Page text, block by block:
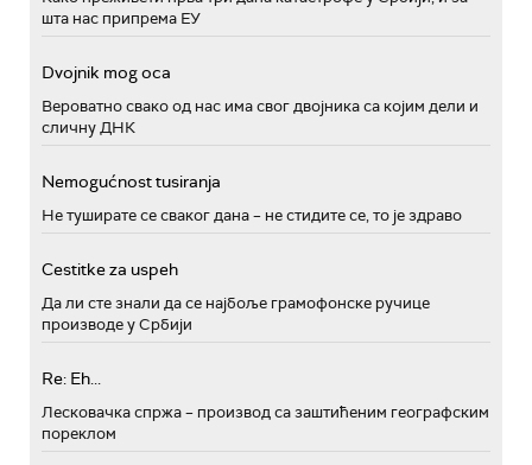
шта нас припрема ЕУ
Dvojnik mog oca
Вероватно свако од нас има свог двојника са којим дели и
сличну ДНК
Nemogućnost tusiranja
Не туширате се сваког дана – не стидите се, то је здраво
Cestitke za uspeh
Да ли сте знали да се најбоље грамофонске ручице
производе у Србији
Re: Eh...
Лесковачка спржа – производ са заштићеним географским
пореклом